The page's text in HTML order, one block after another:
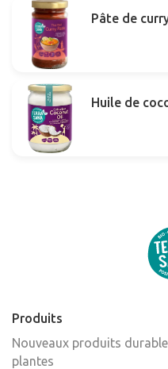
Pâte de
Huile de
Produits
Nouveaux produits
plantes